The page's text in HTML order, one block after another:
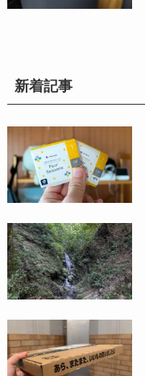
新着記事